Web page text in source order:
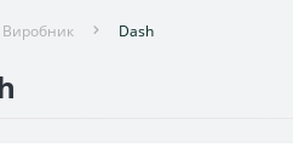
Виробник Dash